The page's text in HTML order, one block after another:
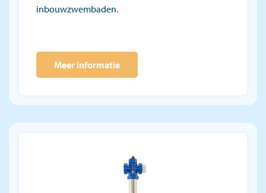
inbouwzwembaden.
Meer informatie